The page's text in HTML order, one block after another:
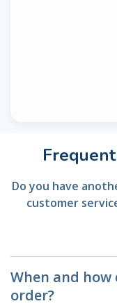
Do you have
customer
When and how
order?